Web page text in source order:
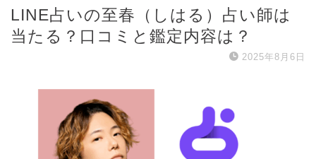
LINE占いの至春（しはる）占い師は
当たる？口コミと鑑定内容は？
2025年8月6日